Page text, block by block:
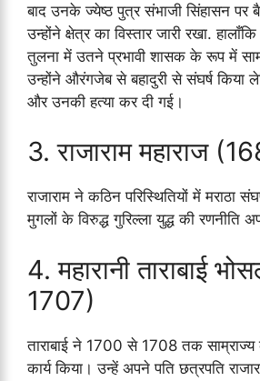
बाद उनके ज्येष्ठ पुत्र संभाजी सिंहासन पर
उन्होंने क्षेत्र का विस्तार जारी रखा.
तुलना में उतने प्रभावी शासक के रूप में
उन्होंने औरंगजेब से बहादुरी से संघर्ष
और उनकी हत्या कर दी गई।
3. राजाराम महाराज
राजाराम ने कठिन परिस्थितियों में मराठा
मुगलों के विरुद्ध गुरिल्ला युद्ध की रणनीति
4. महारानी ताराबाई
1707)
ताराबाई ने 1700 से 1708 तक
कार्य किया। उन्हें अपने पति छत्रपति